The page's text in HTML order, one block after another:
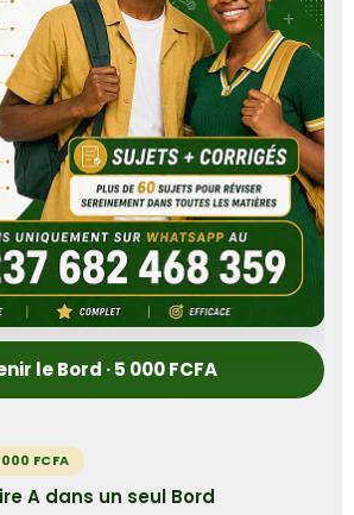
le Bord · 5 000 FCFA
000 FCFA
A dans un seul Bord